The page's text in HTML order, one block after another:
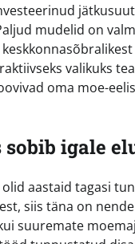
mudelid on
valikuks
oma moe-
sobib igale
olid aastaid tagasi
siis täna on
suuremate